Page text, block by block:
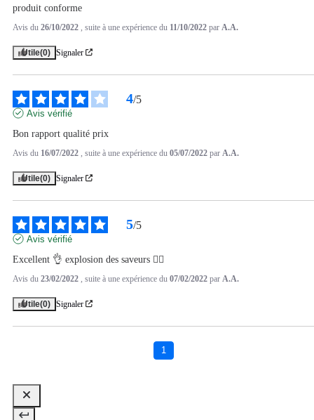
produit conforme
Avis du 26/10/2022 , suite à une expérience du 11/10/2022 par A.A.
Utile(0) Signaler
4/5
Avis vérifié
Bon rapport qualité prix
Avis du 16/07/2022 , suite à une expérience du 05/07/2022 par A.A.
Utile(0) Signaler
5/5
Avis vérifié
Excellent 👌 explosion des saveurs 👍🏽
Avis du 23/02/2022 , suite à une expérience du 07/02/2022 par A.A.
Utile(0) Signaler
1